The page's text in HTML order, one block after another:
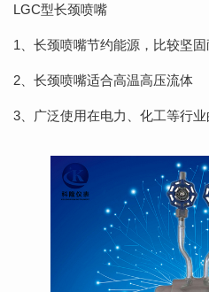
LGC型长颈喷嘴
1、长颈喷嘴节约能源，比较坚固
2、长颈喷嘴适合高温高压流体
3、广泛使用在电力、化工等行